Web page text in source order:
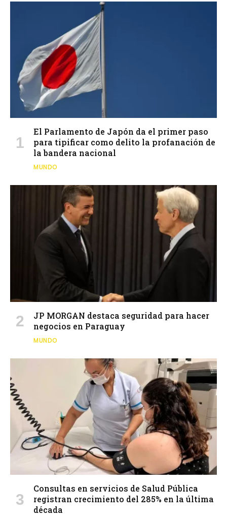
El Parlamento de Japón da el primer paso
para tipificar como delito la profanación de
la bandera nacional
MUNDO
JP MORGAN destaca seguridad para hacer
negocios en Paraguay
MUNDO
Consultas en servicios de Salud Pública
registran crecimiento del 285% en la última
década